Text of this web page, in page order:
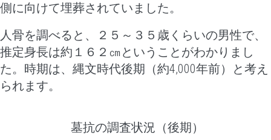
側に向けて埋葬されていました。
人骨を調べると、２５～３５歳くらいの男性で、
推定身長は約１６２㎝ということがわかりまし
た。時期は、縄文時代後期（約4,000年前）と考え
られます。
墓抗の調査状況（後期）